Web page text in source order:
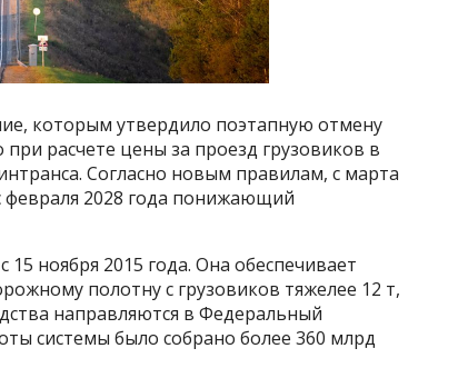
которым утвердило поэтапную отмену
расчете цены за проезд грузовиков в
Согласно новым правилам, с марта
февраля 2028 года понижающий
ноября 2015 года. Она обеспечивает
полотну с грузовиков тяжелее 12 т,
направляются в Федеральный
системы было собрано более 360 млрд